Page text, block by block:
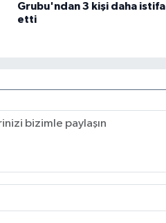
Grubu'ndan 3 kişi daha istifa
etti